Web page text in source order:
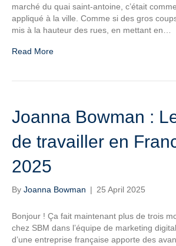
marché du quai saint-antoine, c’était
appliqué à la ville. Comme si des gros
mis à la hauteur des rues, en mettant en…
Read More
Joanna Bowman :
de travailler en
2025
By Joanna Bowman | 25 April 2025
Bonjour ! Ça fait maintenant plus de trois
chez SBM dans l’équipe de marketing
d’une entreprise française apporte des